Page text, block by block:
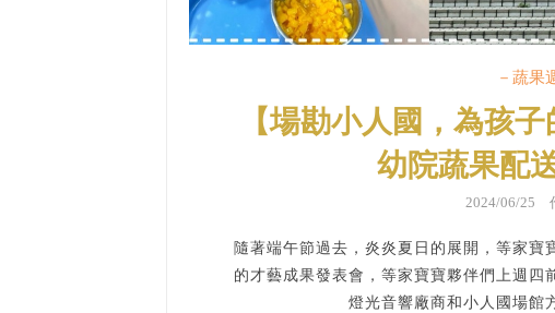
－蔬果
【場勘小人國，為孩
幼院蔬果配
2024/06/25
隨著端午節過去，炎炎夏日的展開，等家
的才藝成果發表會，等家寶寶夥伴們上週四
燈光音響廠商和小人國場館